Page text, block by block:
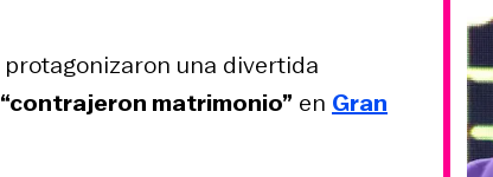
protagonizaron una divertida
“contrajeron matrimonio” en Gran